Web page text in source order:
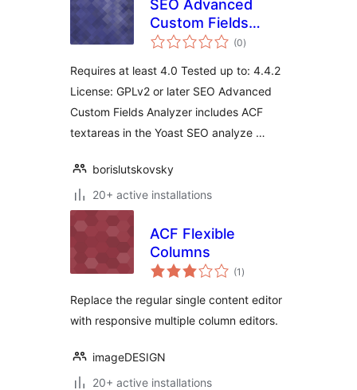
SEO Advanced
Custom Fields
Analyzer
(0total
ratings
)
Requires at least 4.0 Tested up to: 4.4.2
License: GPLv2 or later SEO Advanced
Custom Fields Analyzer includes ACF
textareas in the Yoast SEO analyze …
borislutskovsky
20+ active installations
ACF Flexible
Columns
(1 total
ratings
)
Replace the regular single content editor
with responsive multiple column editors.
imageDESIGN
20+ active installations